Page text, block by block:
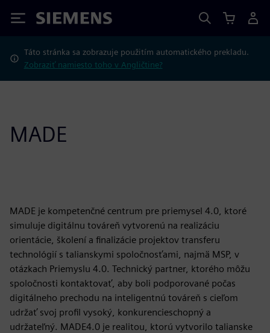
Siemens
Táto stránka sa zobrazuje použitím automatického prekladu.
Zobraziť namiesto toho v Angličtine?
MADE
MADE je kompetenčné centrum pre priemysel 4.0, ktoré
simuluje digitálnu továreň vytvorenú na realizáciu
orientácie, školení a finalizácie projektov transferu
technológií s talianskymi spoločnosťami, najmä MSP, v
otázkach Priemyslu 4.0. Technický partner, ktorého môžu
spoločnosti kontaktovať, aby boli podporované počas
digitálneho prechodu na inteligentnú továreň s cieľom
udržať svoj profil vysoký, konkurencieschopný a
udržateľný. MADE4.0 je realitou, ktorú vytvorilo talianske